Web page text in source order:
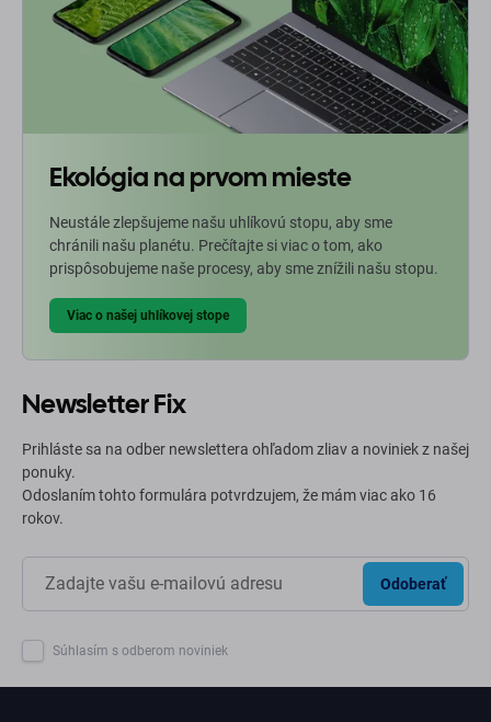
Ekológia na prvom mieste
Neustále zlepšujeme našu uhlíkovú stopu, aby sme
chránili našu planétu. Prečítajte si viac o tom, ako
prispôsobujeme naše procesy, aby sme znížili našu stopu.
Viac o našej uhlíkovej stope
Newsletter Fix
Prihláste sa na odber newslettera ohľadom zliav a noviniek z našej
ponuky.
Odoslaním tohto formulára potvrdzujem, že mám viac ako 16
rokov.
Odoberať
Súhlasím s odberom noviniek